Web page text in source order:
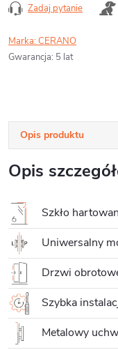
Zadaj pytanie
Marka:CERANO
Gwarancja: 5 lat
Opis produktu
Opis
Szkło
Uniwersalny
Drzwi
Szybka
Metalowy